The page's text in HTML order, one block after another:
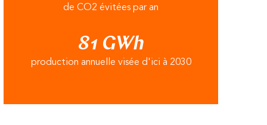
de CO2 évitées par an
81 GWh
production annuelle visée d'ici à 2030